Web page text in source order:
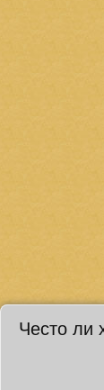
Често ли